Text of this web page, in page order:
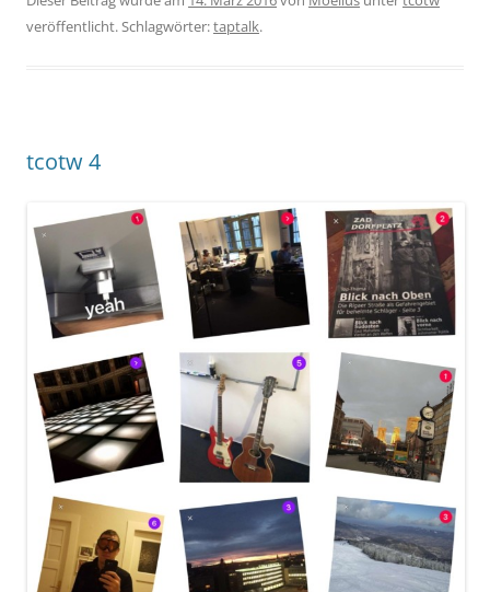
veröffentlicht. Schlagwörter:taptalk.
tcotw 4